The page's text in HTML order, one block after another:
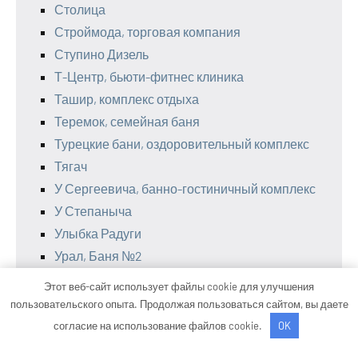
Столица
Строймода, торговая компания
Ступино Дизель
Т-Центр, бьюти-фитнес клиника
Ташир, комплекс отдыха
Теремок, семейная баня
Турецкие бани, оздоровительный комплекс
Тягач
У Сергеевича, банно-гостиничный комплекс
У Степаныча
Улыбка Радуги
Урал, Баня №2
Фабрика дверей, магазин межкомнатных и
входных дверей
Этот веб-сайт использует файлы cookie для улучшения
пользовательского опыта. Продолжая пользоваться сайтом, вы даете
согласие на использование файлов cookie.
OK